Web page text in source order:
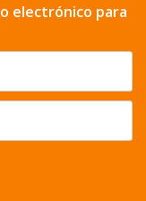
electrónico para